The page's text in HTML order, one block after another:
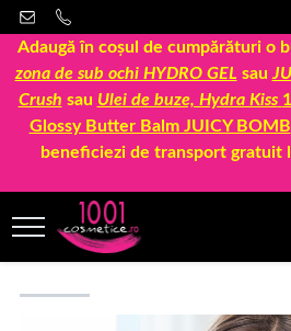
Adaugă în coșul de cumpărături o
zona de sub ochi HYDRO GEL sau
Crush sau Ulei de buze, Hydra Kiss
Glossy Butter Balm JUICY BOMB
beneficiezi de transport gratuit